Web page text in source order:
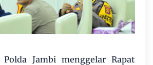
Polda Jambi menggelar Rapat